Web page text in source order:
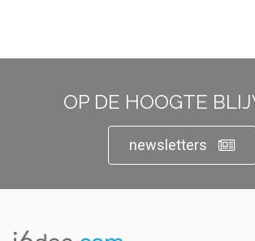
OP DE HOOGTE
newsletters